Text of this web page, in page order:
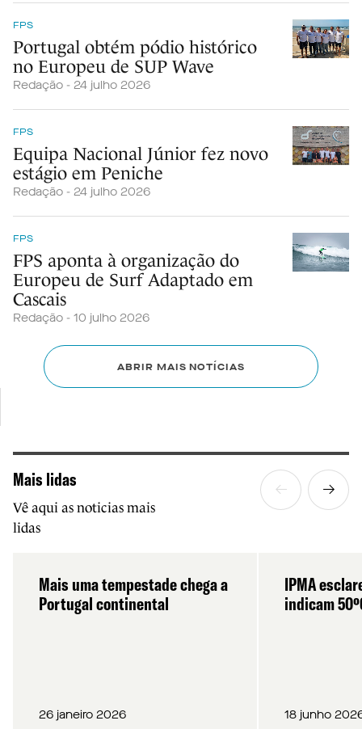
FPS
Portugal obtém pódio histórico
no Europeu de SUP Wave
Redação - 24 julho 2026
FPS
Equipa Nacional Júnior fez novo
estágio em Peniche
Redação - 24 julho 2026
FPS
FPS aponta à organização do
Europeu de Surf Adaptado em
Cascais
Redação - 10 julho 2026
ABRIR MAIS NOTÍCIAS
Mais lidas
Vê aqui as noticias mais
lidas
Mais uma tempestade chega a
Portugal continental
26 janeiro 2026
IPMA
indicam
18 junho